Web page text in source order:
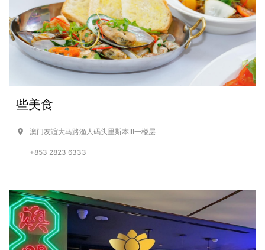
些美食
澳门友谊大马路渔人码头里斯本III一楼层
+853 2823 6333